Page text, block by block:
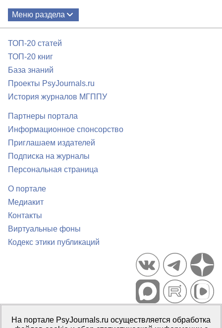
Меню раздела
ТОП-20 статей
ТОП-20 книг
База знаний
Проекты PsyJournals.ru
История журналов МГППУ
Партнеры портала
Информационное спонсорство
Приглашаем издателей
Подписка на журналы
Персональная страница
О портале
Медиакит
Контакты
Виртуальные фоны
Кодекс этики публикаций
Портал психологических изданий PsyJournals.ru, 2007–2026
Правила использования материалов
На портале PsyJournals.ru осуществляется обработка